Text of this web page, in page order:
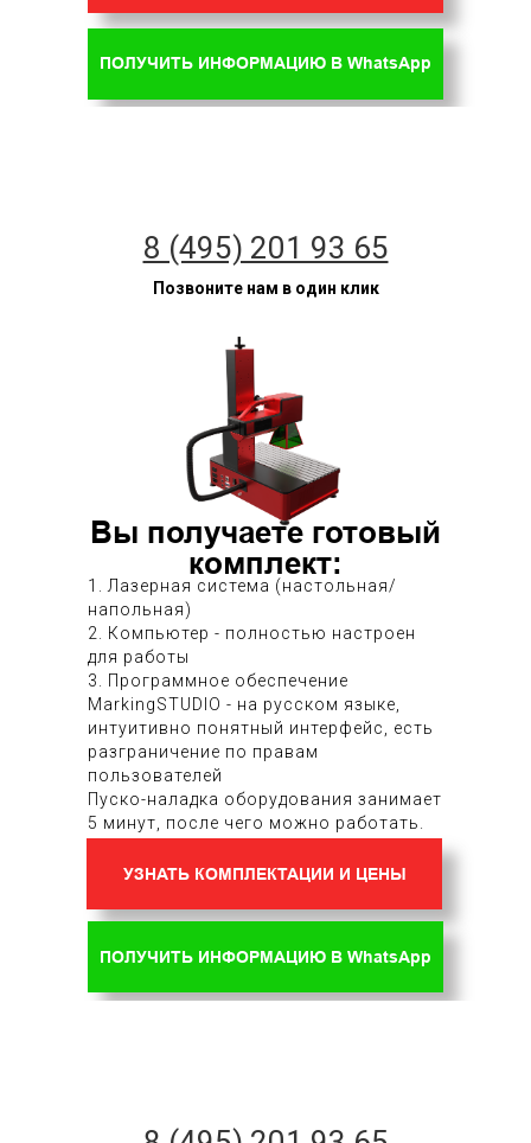
ПОЛУЧИТЬ ИНФОРМАЦИЮ В WhatsApp
8 (495) 201 93 65
Позвоните нам в один клик
1. Лазерная система (настольная/
напольная)
2. Компьютер - полностью настроен
для работы
3. Программное обеспечение
MarkingSTUDIO - на русском языке,
интуитивно понятный интерфейс, есть
разграничение по правам
пользователей
Пуско-наладка оборудования занимает
5 минут, после чего можно работать.
Вы получаете готовый
комплект:
УЗНАТЬ КОМПЛЕКТАЦИИ И ЦЕНЫ
ПОЛУЧИТЬ ИНФОРМАЦИЮ В WhatsApp